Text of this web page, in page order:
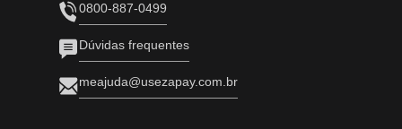
0800-887-0499
Dúvidas frequentes
meajuda@usezapay.com.br